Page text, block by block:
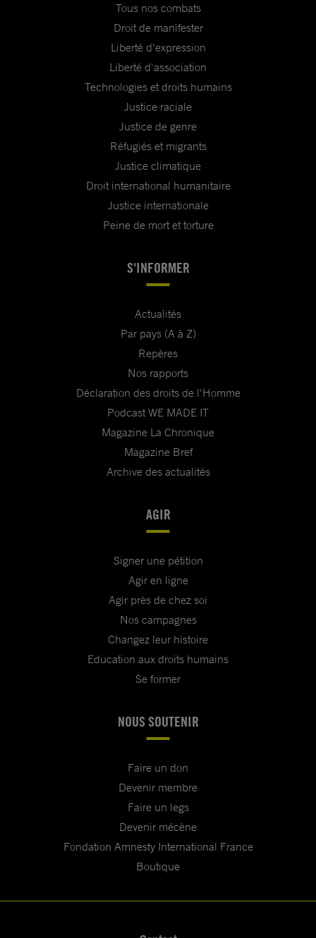
Tous nos combats
Droit de manifester
Liberté d'expression
Liberté d'association
Technologies et droits humains
Justice raciale
Justice de genre
Réfugiés et migrants
Justice climatique
Droit international humanitaire
Justice internationale
Peine de mort et torture
S'INFORMER
Actualités
Par pays (A à Z)
Repères
Nos rapports
Déclaration des droits de l'Homme
Podcast WE MADE IT
Magazine La Chronique
Magazine Bref
Archive des actualités
AGIR
Signer une pétition
Agir en ligne
Agir près de chez soi
Nos campagnes
Changez leur histoire
Education aux droits humains
Se former
NOUS SOUTENIR
Faire un don
Devenir membre
Faire un legs
Devenir mécène
Fondation Amnesty International France
Boutique